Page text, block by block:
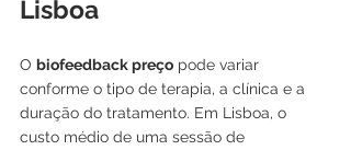
Lisboa
O biofeedback preço pode variar
conforme o tipo de terapia, a clínica e a
duração do tratamento. Em Lisboa, o
custo médio de uma sessão de